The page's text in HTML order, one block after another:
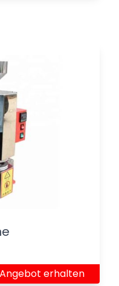
Angebot erhalten